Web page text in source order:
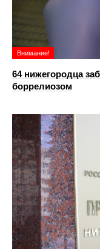
Внимание!
64 нижегородца
боррелиозом